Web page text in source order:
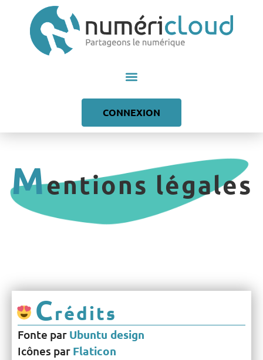
principal
CONNEXION
Mentions légales
Crédits
Fonte par Ubuntu design
Icônes par Flaticon